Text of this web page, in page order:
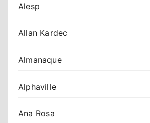
Alesp
Allan Kardec
Almanaque
Alphaville
Ana Rosa